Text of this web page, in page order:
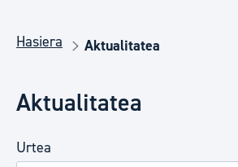
Hasiera Aktualitatea
Aktualitatea
Urtea